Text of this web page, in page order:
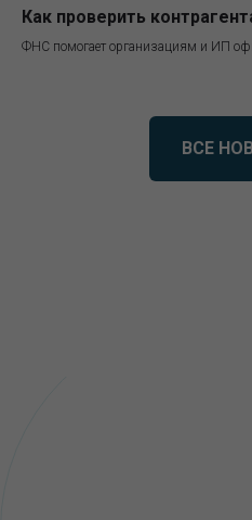
Как проверить
ФНС помогает организациям и ИП
ВСЕ